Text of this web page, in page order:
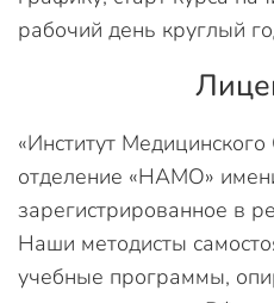
рабочий день круглый
«Институт
отделение «НАМО»
зарегистрированное в
Наши методисты
учебные программы,